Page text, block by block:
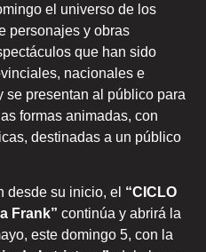
el universo de los
personajes y obras
que han sido
nacionales e
se presentan al público para
formas animadas, con
destinadas a un público
desde su inicio, el “CICLO
Frank” continúa y abrirá la
este domingo 5, con la